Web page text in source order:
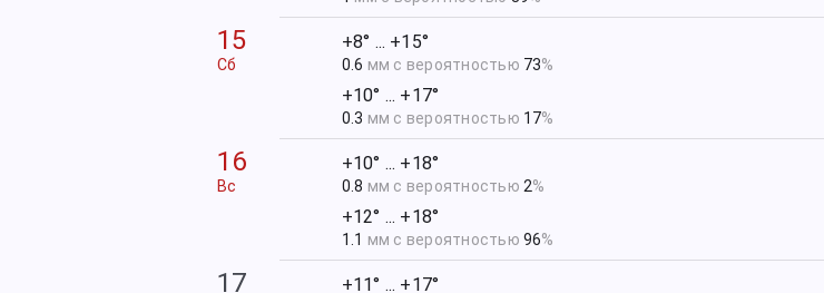
15
Сб
+8° ... +15°
0.6 мм с вероятностью 73%
+10° ... +17°
0.3 мм с вероятностью 17%
16
Вс
+10° ... +18°
0.8 мм с вероятностью 2%
+12° ... +18°
1.1 мм с вероятностью96%
17 +11° ... +17°